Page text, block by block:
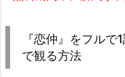
『恋仲』をフル
で観る方法